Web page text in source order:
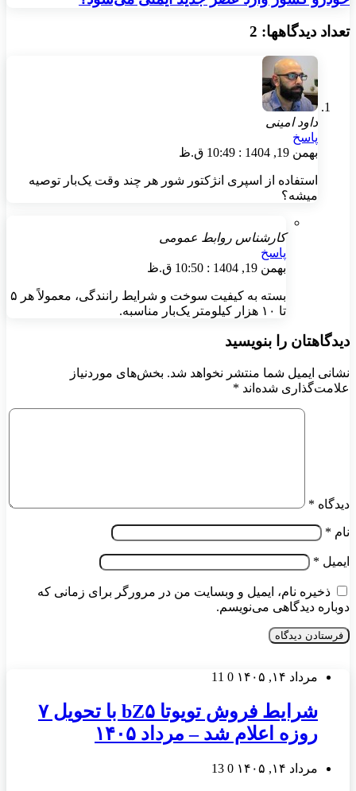
تعداد دیدگاهها: 2
داود امینی
پاسخ
بهمن 19, 1404 : 10:49 ق.ظ
استفاده از اسپری انژکتور شور هر چند وقت یک‌بار توصیه
میشه؟
کارشناس روابط عمومی
پاسخ
بهمن 19, 1404 : 10:50 ق.ظ
بسته به کیفیت سوخت و شرایط رانندگی، معمولاً هر ۵
تا ۱۰ هزار کیلومتر یک‌بار مناسبه.
دیدگاهتان را بنویسید
نشانی ایمیل شما منتشر نخواهد شد. بخش‌های موردنیاز
علامت‌گذاری شده‌اند *
دیدگاه *
نام *
ایمیل *
ذخیره نام، ایمیل و وبسایت من در مرورگر برای زمانی که
دوباره دیدگاهی می‌نویسم.
مرداد ۱۴, ۱۴۰۵ 0
11
شرایط فروش تویوتا bZ۵ با تحویل ۷
روزه اعلام شد – مرداد ۱۴۰۵
مرداد ۱۴, ۱۴۰۵ 0
13